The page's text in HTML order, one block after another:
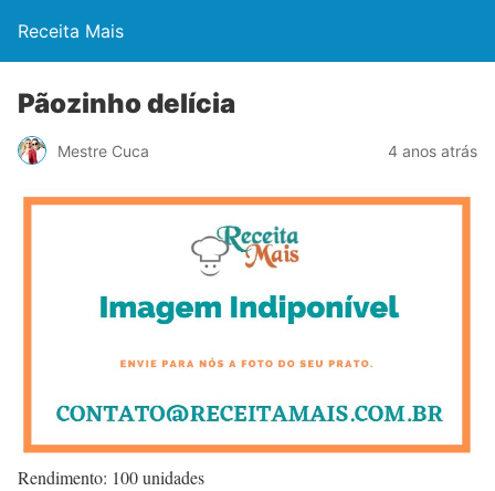
Receita Mais
Pãozinho delícia
Mestre Cuca 4 anos atrás
Rendimento: 100 unidades